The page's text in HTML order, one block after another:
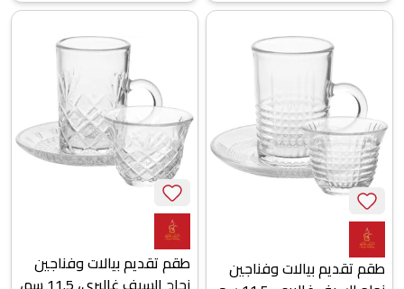
طقم تقديم بيالات وفناجين
طقم تقديم بيالات وفناجين